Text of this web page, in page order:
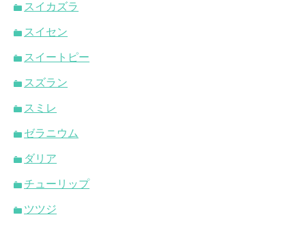
スイカズラ
スイセン
スイートピー
スズラン
スミレ
ゼラニウム
ダリア
チューリップ
ツツジ